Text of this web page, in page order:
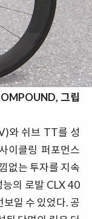
그립
와 쉬브 TT를 성
이클링 퍼포먼스
없는 투자를 지속
능의 로발 CLX 40
일 수 있었다. 공